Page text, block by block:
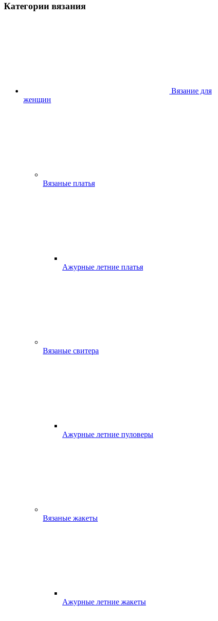
Категории вязания
Вязание для
женщин
Вязаные платья
Ажурные летние платья
Вязаные свитера
Ажурные летние пуловеры
Вязаные жакеты
Ажурные летние жакеты